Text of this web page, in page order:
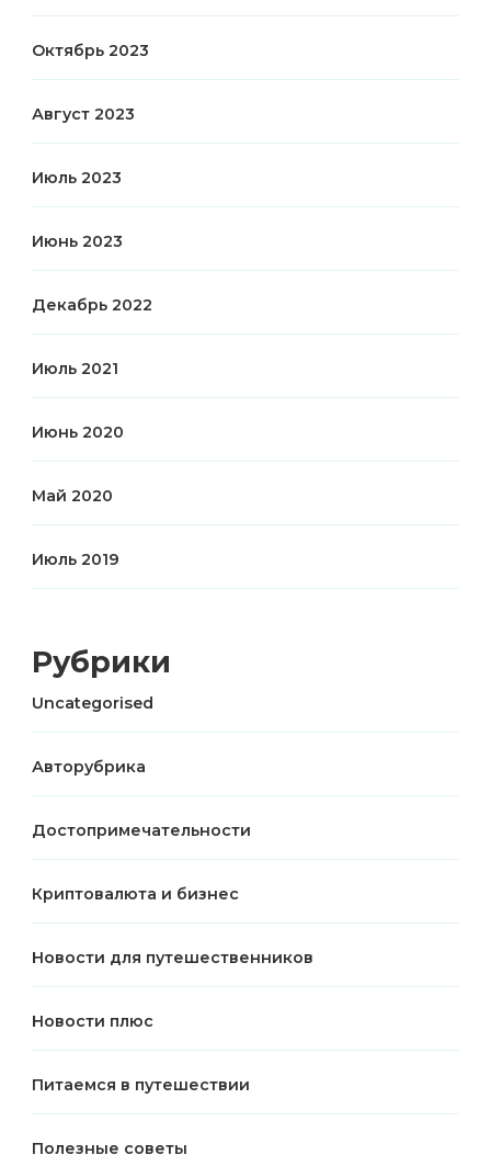
Октябрь 2023
Август 2023
Июль 2023
Июнь 2023
Декабрь 2022
Июль 2021
Июнь 2020
Май 2020
Июль 2019
Рубрики
Uncategorised
Авторубрика
Достопримечательности
Криптовалюта и бизнес
Новости для путешественников
Новости плюс
Питаемся в путешествии
Полезные советы